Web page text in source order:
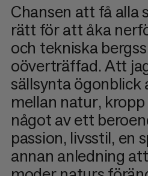
Chansen att få alla
rätt för att åka
och tekniska
oöverträffad. Att
sällsynta ögonblick
mellan natur,
något av ett
passion, livsstil, en
annan anledning